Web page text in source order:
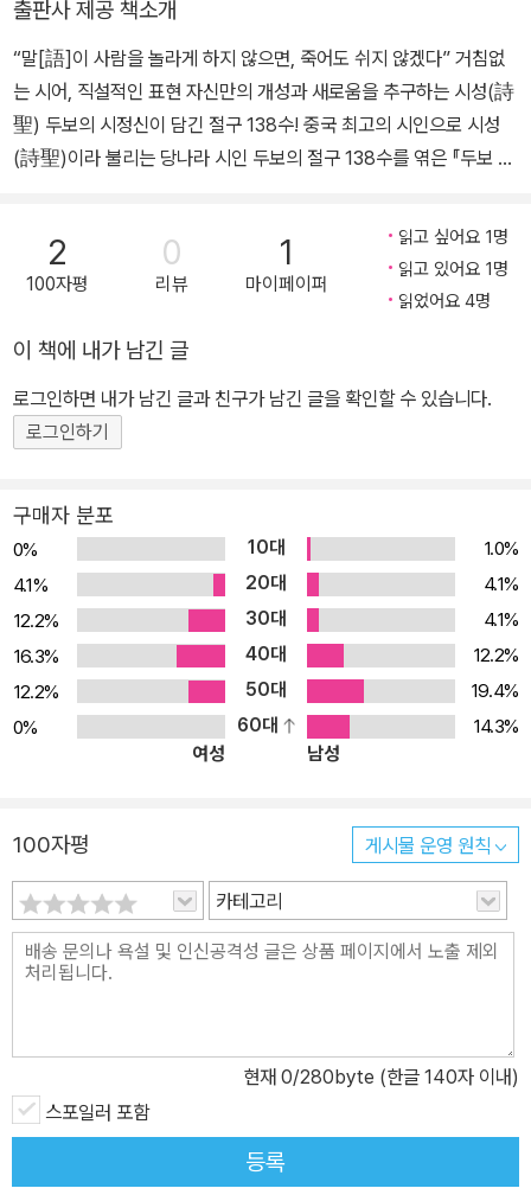
작했다. 755년은 그에게 여러모로 특별한 해였다. 그해 10월, 그는 1
率府?曹參軍)이라는 미미한 벼슬을 받고 스스로 낭패감에 휩싸였
다. 그러나 국가적으로는 이로부터 한 달 뒤인 11월, 당 왕조를 거의
멸망시킬 만큼 파급력이 대단했던 안사의 난이 발발한다. 이후 두보
의 삶은 전란과 긴밀한 연관을 맺으며 전개된다. 두보는 잠시 장안 근
못해 요절한 사실을 알고 참담한 마음으로 장편시 ＜장안에서 봉선으
로 가며 회포를 읊어(自京赴奉先縣詠懷五百字)＞를 남겼다. 벼
슬을 구하기 위해 동분서주했던 자신을 돌아보고 당시 귀족들의 사치
와 서민들의 궁핍한 처지를 그렸으며 총체적인 사회의 부패상을 고발
(玄宗)은 사천으로 피난 가고 숙종(肅宗)이 영무(靈武)에서 임시
로 즉위한 사실을 알고 두보는 이를 경하하기 위해 영무로 가던 중 반
잘 알려진 ＜봄의 전망(春望)＞을 썼다. 757년 2월, 숙종이 행재소
를 봉상(鳳翔)으로 옮겼을 때 두보는 위험을 무릅쓰고 장안을 탈출
해 숙종을 배알해 그 공으로 좌습유(左拾遺) 벼슬을 받았다. 그러나
곧 반군 토벌에 실패한 방관(房琯)을 변호하다 숙종의 미움을 사게
되고 그것은 곧이어 파직으로 이어졌다. 화주사공참군(華州司功參
軍)으로 좌천된 두보는 벼슬에 적응하지 못하고, 마침내 관직을 버리
고 진주(秦州)행을 감행한다. 두보의 대표적 사회시로 알려진 이른
바 ＜삼리(三吏)＞와 ＜삼별(三別)＞이 이즈음에 지어졌다. 759
년 두보는 진주에서부터 여러 지역을 전전해 성도(成都)에 정착하게
나중에는 엄무(嚴武)의 추천으로 막부(幕府)에서 검교공부원외랑
(檢校工部員外郞)이란 벼슬을 받기도 했다. 그러나 여기에도 잘
적응하지 못했으며, 엄무의 갑작스런 죽음으로 두보는 성도를 떠나
운안(雲安)을 거쳐 기주(夔州)에 이르게 되었다. 기주는 성도에 비
해서도 더욱 낯선 곳이었지만 비교적 물산이 풍부했던 이곳에서 두보
수 있다. 파란만장했던 자신의 삶을 돌아보며 풍요로웠던 과거와 일
순간에 일어난 전란을 지극히 미려한 언어로 수를 놓듯이 새긴 이 시
는 율시(律詩)가 이룩한 미감의 정점을 보여 준다. 그러나 두보는 기
주 생활에 결코 안주하지 못했다. 중앙 정부에서 벼슬하리라는 희망
구>(문학과지성사), <유장경 시선>(지식을만드는지식) 등의 저역서
가 있다.
출판사 제공 책소개
“말[語]이 사람을 놀라게 하지 않으면, 죽어도 쉬지 않겠다” 거침없
는 시어, 직설적인 표현 자신만의 개성과 새로움을 추구하는 시성(詩
聖) 두보의 시정신이 담긴 절구 138수! 중국 최고의 시인으로 시성
(詩聖)이라 불리는 당나라 시인 두보의 절구 138수를 엮은 『두보 오
성사에서 출간되었다. 한시(漢詩)에서 가장 짧은 양식인 4구로 이루
어진 절구(絶句)는 그윽한 멋과 운치가 느껴지는 시체(詩體)이다.
그러나 중국 최고의 시인인 두보(杜甫)의 절구를 감상할 때에는 이
굳이 그윽한 운치를 추구하려 하지 않고 마구 울부짖으며 자신의 감
정과 사회 현실을 노래했다. 전아한 울림을 추구하는 당시의 풍조에
서 두보의 거칠고 새로운 노래는 인기를 얻지 못했다. 그러나 이러한
실패의 이면에는 자신만의 개성과 새로움을 추구하는 두보의 시정신
라 보편적인 정서를 따르다 보니 다루는 제재가 한정되고 방식도 유
형화되는 경향이 있다. 그러나 두보는 굳어진 유형을 거부하고 자기
뜻대로 자신의 사상과 감정을 거침없이 표현했다. 비록 당대의 인기
는 얻지 못했을지언정 두보의 절구는 송대의 시가에 많은 영향을 끼
쳤으며, 나아가 한시의 세계를 확장했다. 두보의 절구를 보면 두보와
한시에 대한 이해가 더 폭넓어질 것이다. “두보의 절구는 종횡무진 거
침이 없는 것이 많으며, 의론으로 흉금을 펴는 데 능하다. 기풍이나 재
주, 정취가 일반적인 시의 정조와는 아주 다르다.” _ 구조오(仇兆
龍)의 『독두심해(讀杜心解)』를 기준으로 헤아리면 두보의 절구는
오언절구(五言絶句) 31수, 칠언절구(七言絶句) 107수로 총 138
수인데, 이는 당시까지의 시인 중에서는 가장 많은 수이다. 두보는 여
러 시체에 능했는데 특히 율시(律詩)의 격률을 완숙하게 구사하였고
고시(古詩)도 탁월했으나, 유독 절구(絶句)에 대한 평가는 다르다.
두보의 절구에 대한 부정적인 평가는 여러 문헌에서 발견할 수 있다.
족하다”(『예원치언(藝苑巵言)』), “두보의 절구는 가슴속의 생각을
곧바로 펴내었으니 자연 대가의 풍도가 있다. 그러나 정격이라고 할
수는 없다”(『당시별재(唐詩別裁)』). 이러한 평가를 보면, 두보의 절
구는 절구의 정해진 양식을 벗어난 변격(變格)이기에 격식을 중시하
는 고대 시단에서 좋은 평가를 받지 못했음을 알 수 있다. 확실히 두보
2
100자평
0
리뷰
1
마이페이퍼
읽고 싶어요 1명
읽고 있어요 1명
읽었어요 4명
이 책에 내가 남긴 글
로그인하면 내가 남긴 글과 친구가 남긴 글을 확인할 수 있습니다.
로그인하기
구매자 분포
0% 10대
1.0%
4.1%
20대
4.1%
12.2%
30대
4.1%
16.3%
40대
12.2%
12.2%
50대
19.4%
0%
60대
14.3%
여성
남성
100자평 게시물 운영 원칙
카테고리
현재 0/280byte (한글 140자 이내)
스포일러 포함
등록